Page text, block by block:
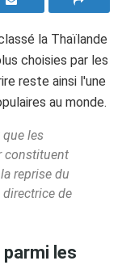
la Thaïlande
choisies par les
reste ainsi l'une
au monde.
que les
constituent
reprise du
directrice de
parmi les